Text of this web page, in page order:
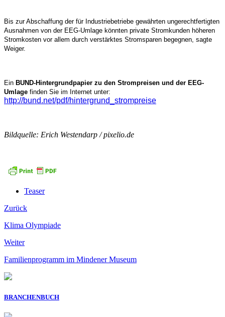
Bis zur Abschaffung der für Industriebetriebe gewährten ungerechtfertigten
Ausnahmen von der EEG-Umlage könnten private Stromkunden höheren
Stromkosten vor allem durch verstärktes Stromsparen begegnen, sagte
Weiger.
Ein BUND-Hintergrundpapier zu den Strompreisen und der EEG-
Umlage finden Sie im Internet unter:
http://bund.net/pdf/hintergrund_strompreise
Bildquelle: Erich Westendarp / pixelio.de
Teaser
Zurück
Klima Olympiade
Weiter
Familienprogramm im Mindener Museum
BRANCHENBUCH